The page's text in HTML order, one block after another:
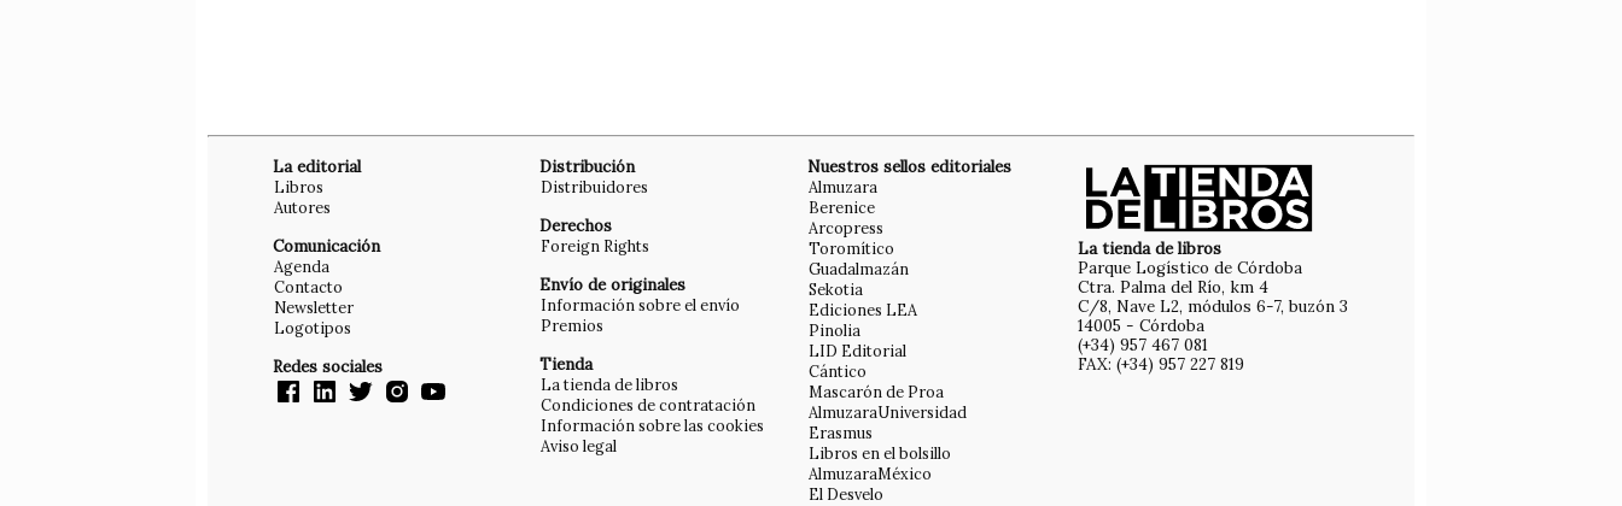
La editorial
Libros
Autores
Comunicación
Agenda
Contacto
Newsletter
Logotipos
Redes sociales
Distribución
Distribuidores
Derechos
Foreign Rights
Envío de originales
Información sobre el envío
Premios
Tienda
La tienda de libros
Condiciones de contratación
Información sobre las cookies
Aviso legal
Nuestros sellos editoriales
Almuzara
Berenice
Arcopress
Toromítico
Guadalmazán
Sekotia
Ediciones LEA
Pinolia
LID Editorial
Cántico
Mascarón de Proa
AlmuzaraUniversidad
Erasmus
Libros en el bolsillo
AlmuzaraMéxico
El Desvelo
La tienda de libros
Parque Logístico de Córdoba
Ctra. Palma del Río, km 4
C/8, Nave L2, módulos 6-7, buzón 3
14005 - Córdoba
(+34) 957 467 081
FAX: (+34) 957 227 819